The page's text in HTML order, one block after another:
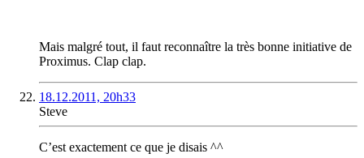
Mais malgré tout, il faut reconnaître la très bonne initiative de
Proximus. Clap clap.
18.12.2011, 20h33
Steve
C’est exactement ce que je disais ^^